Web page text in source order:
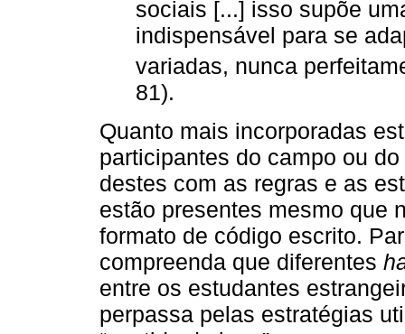
sociais [...] isso supõe
indispensável para se
variadas, nunca
81).
Quanto mais incorporadas
participantes do campo ou
destes com as regras e as
estão presentes mesmo que
formato de código escrito.
compreenda que diferentes
entre os estudantes
perpassa pelas estratégias